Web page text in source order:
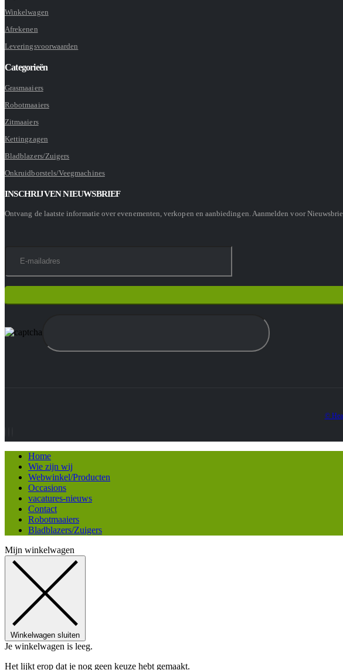
Winkelwagen
Afrekenen
Leveringsvoorwaarden
Categorieën
Grasmaaiers
Robotmaaiers
Zitmaaiers
Kettingzagen
Bladblazers/Zuigers
Onkruidborstels/Veegmachines
INSCHRIJVEN NIEUWSBRIEF
Ontvang de laatste informatie over evenementen, verkopen en aanbiedingen. Aanmelden voor
©
Home
Wie zijn wij
Webwinkel/Producten
Occasions
vacatures-nieuws
Contact
Robotmaaiers
Bladblazers/Zuigers
Mijn winkelwagen
Winkelwagen sluiten
Je winkelwagen is leeg.
Het lijkt erop dat je nog geen keuze hebt gemaakt.